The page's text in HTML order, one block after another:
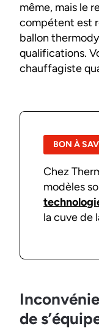
même, mais le
compétent est
ballon
qualifications.
chauffagiste
BON À
Chez
modèles
la cuve de
de